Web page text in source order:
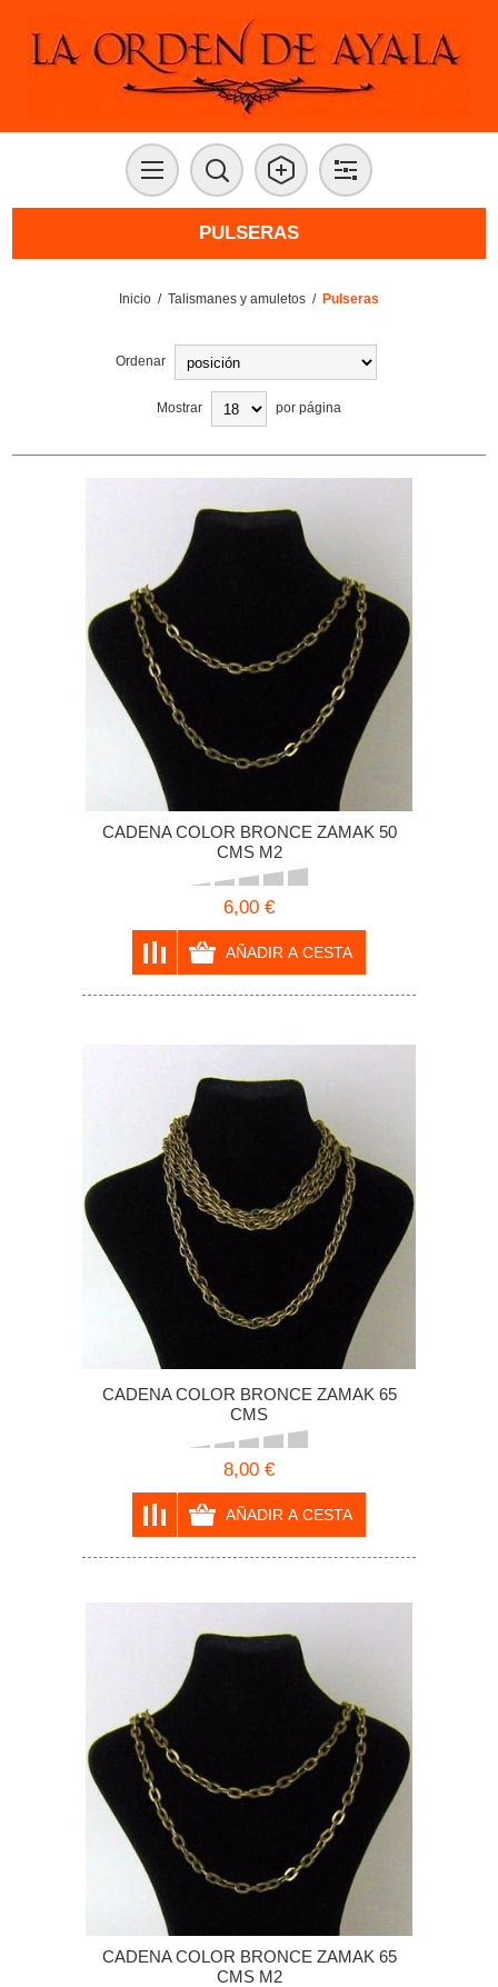
PULSERAS
Inicio / Talismanes y amuletos / Pulseras
Ordenar
Mostrar por página
CADENA COLOR BRONCE ZAMAK 50
CMS M2
6,00 €
CADENA COLOR BRONCE ZAMAK 65
CMS
8,00 €
CADENA COLOR BRONCE ZAMAK 65
CMS M2